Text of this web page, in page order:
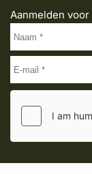
Aanmelden